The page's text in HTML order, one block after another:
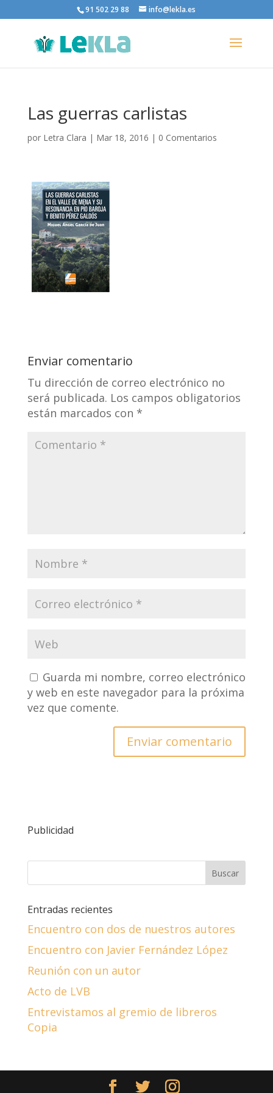
91 502 29 88 info@lekla.es
Las guerras carlistas
por Letra Clara | Mar 18, 2016 | 0 Comentarios
Enviar comentario
Tu dirección de correo electrónico no
será publicada. Los campos obligatorios
están marcados con *
Guarda mi nombre, correo electrónico
y web en este navegador para la próxima
vez que comente.
Publicidad
Entradas recientes
Encuentro con dos de nuestros autores
Encuentro con Javier Fernández López
Reunión con un autor
Acto de LVB
Entrevistamos al gremio de libreros
Copia